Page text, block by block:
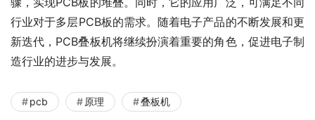
行业对于多层PCB板的需求。随着电子产品的不断发展和更
新迭代，PCB叠板机将继续扮演着重要的角色，促进电子制
造行业的进步与发展。
pcb 原理 叠板机